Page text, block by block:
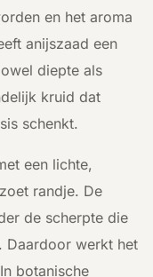
en het aroma
anijszaad een
diepte als
kruid dat
schenkt.
een lichte,
randje. De
de scherpte die
Daardoor werkt het
botanische